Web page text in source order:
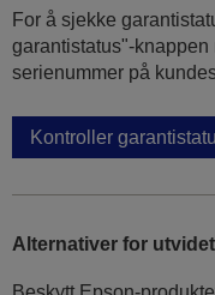
For å sjekke
garantistatus"-
serienummer på
Kontroller
Alternativer for